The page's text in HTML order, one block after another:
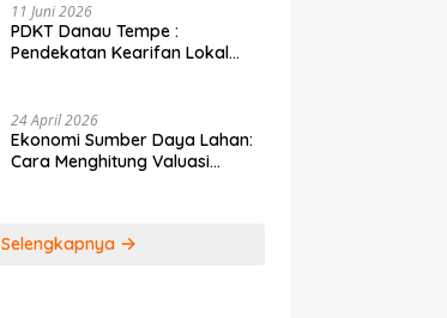
11 Juni 2026
PDKT Danau Tempe :
Pendekatan Kearifan Lokal
24 April 2026
Ekonomi Sumber Daya Lahan:
Cara Menghitung Valuasi
Selengkapnya